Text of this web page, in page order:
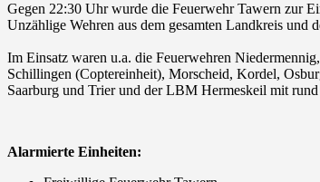
Gegen 22:30 Uhr wurde die Feuerwehr Tawern zur
Unzählige Wehren aus dem gesamten Landkreis
Im Einsatz waren u.a. die Feuerwehren
Schillingen (Coptereinheit), Morscheid, Kordel,
Saarburg und Trier und der LBM Hermeskeil mit
Alarmierte Einheiten: